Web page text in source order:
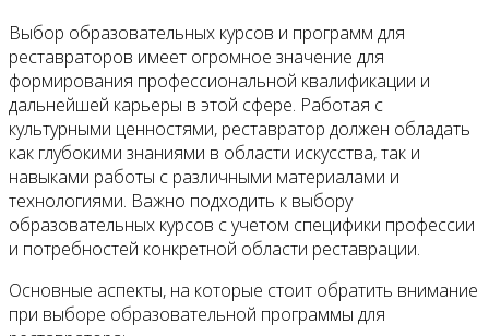
Выбор образовательных курсов и программ для
реставраторов имеет огромное значение для
формирования профессиональной квалификации и
дальнейшей карьеры в этой сфере. Работая с
культурными ценностями, реставратор должен обладать
как глубокими знаниями в области искусства, так и
навыками работы с различными материалами и
технологиями. Важно подходить к выбору
образовательных курсов с учетом специфики профессии
и потребностей конкретной области реставрации.
Основные аспекты, на которые стоит обратить внимание
при выборе образовательной программы для